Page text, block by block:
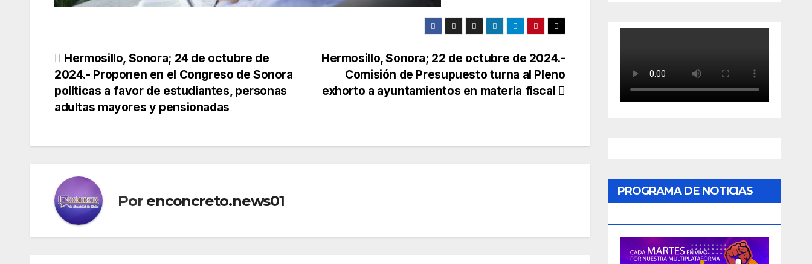
Navegación
de
entradas
Hermosillo, Sonora; 22 de octubre de 2024.-
Comisión de Presupuesto turna al Pleno
exhorto a ayuntamientos en materia fiscal
Hermosillo, Sonora; 24 de octubre de
2024.- Proponen en el Congreso de Sonora
políticas a favor de estudiantes, personas
adultas mayores y pensionadas
Por enconcreto.news01
PROGRAMA DE NOTICIAS